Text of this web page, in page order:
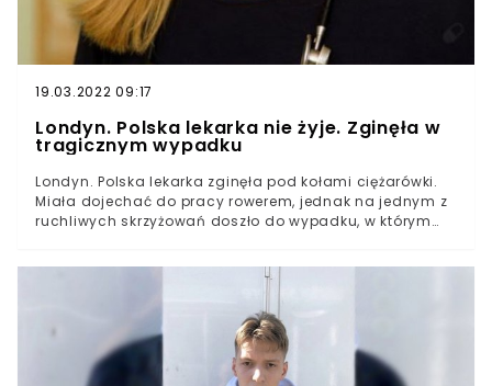
19.03.2022 09:17
Londyn. Polska lekarka nie żyje. Zginęła w
tragicznym wypadku
Londyn. Polska lekarka zginęła pod kołami ciężarówki.
Miała dojechać do pracy rowerem, jednak na jednym z
ruchliwych skrzyżowań doszło do wypadku, w którym
burmistrz Londynu, Sadiq Khan.